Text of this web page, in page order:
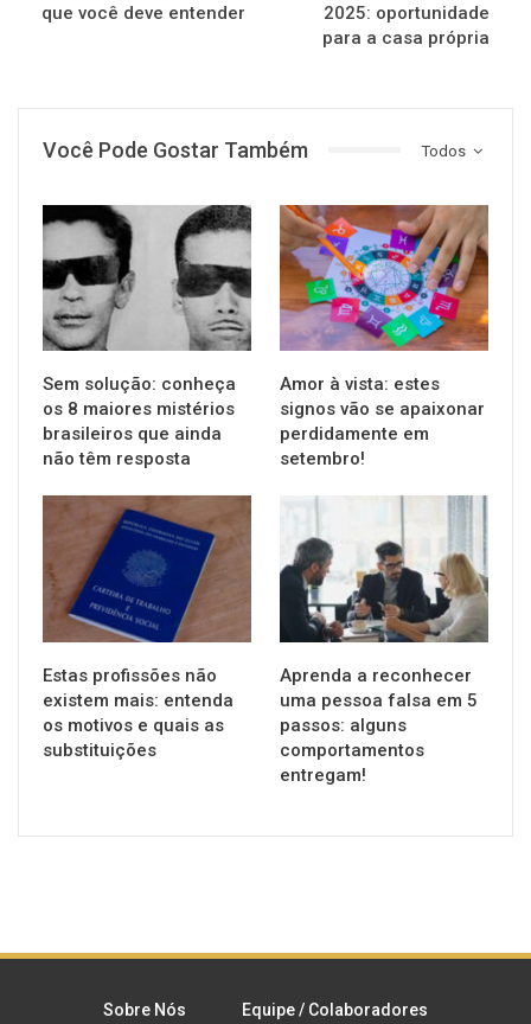
que você deve entender
2025: oportunidade
para a casa própria
Todos
Você Pode Gostar Também
GERAL
Sem solução: conheça
os 8 maiores mistérios
brasileiros que ainda
não têm resposta
GERAL
Amor à vista: estes
signos vão se apaixonar
perdidamente em
setembro!
GERAL
Estas profissões não
existem mais: entenda
os motivos e quais as
substituições
Aprenda a reconhecer
uma pessoa falsa em 5
passos: alguns
comportamentos
entregam!
Sobre Nós Equipe / Colaboradores